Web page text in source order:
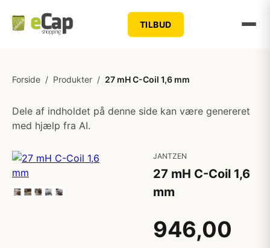
TILBUD
Forside / Produkter / 27 mH C-Coil 1,6 mm
Dele af indholdet på denne side kan være genereret
med hjælp fra AI.
JANTZEN
27 mH C-Coil 1,6
mm
946,00